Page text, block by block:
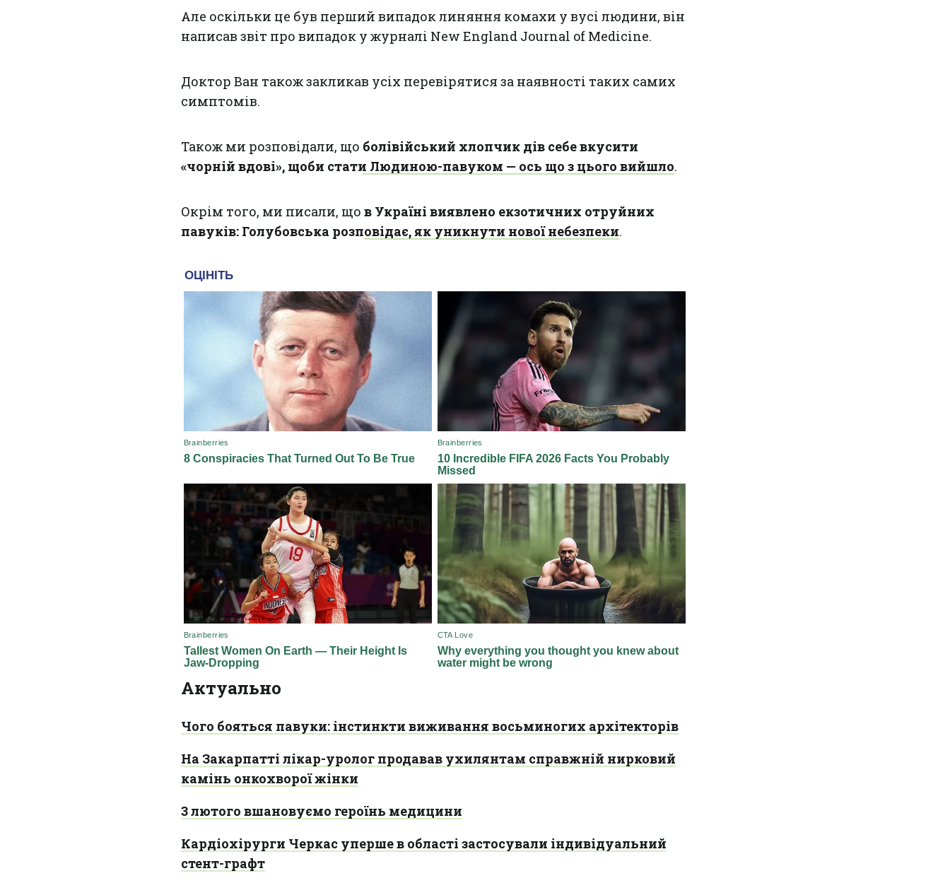
Але оскільки це був перший випадок линяння комахи у вусі людини, він
написав звіт про випадок у журналі New England Journal of Medicine.
Доктор Ван також закликав усіх перевірятися за наявності таких самих
симптомів.
Також ми розповідали, що болівійський хлопчик дів себе вкусити
«чорній вдові», щоби стати Людиною-павуком — ось що з цього вийшло.
Окрім того, ми писали, що в Україні виявлено екзотичних отруйних
павуків: Голубовська розповідає, як уникнути нової небезпеки.
Актуально
Чого бояться павуки: інстинкти виживання восьминогих архітекторів
На Закарпатті лікар-уролог продавав ухилянтам справжній нирковий
камінь онкохворої жінки
3 лютого вшановуємо героїнь медицини
Кардіохірурги Черкас уперше в області застосували індивідуальний
стент-графт